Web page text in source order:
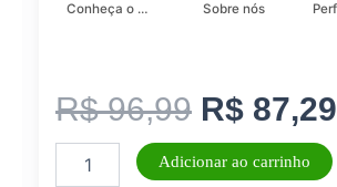
Conheça o Asad, da Lattafa… Sobre nós
R$96,99 O
preço
R$ 87,29
Feminino
Adicionar ao carrinho